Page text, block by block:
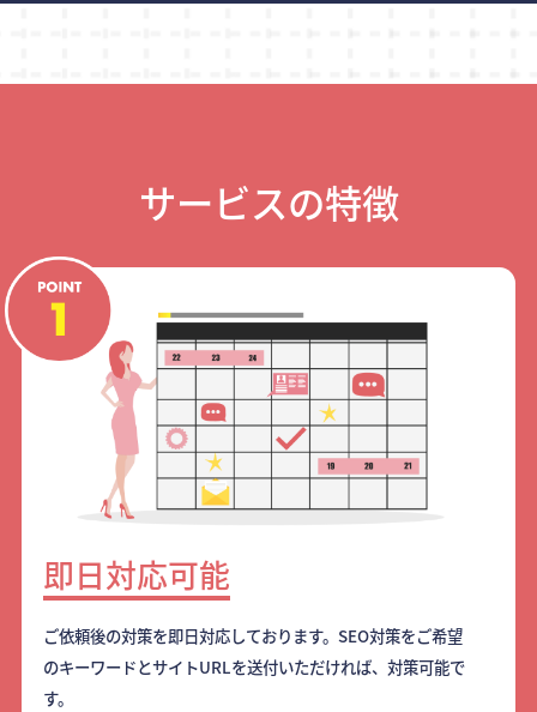
サービスの特徴
即日対応可能
ご依頼後の対策を即日対応しております。SEO対策をご希望
のキーワードとサイトURLを送付いただければ、対策可能で
す。